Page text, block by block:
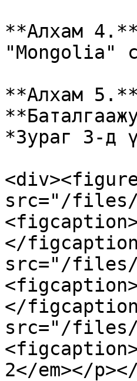
**Алхам
"Mongolia"
**Алхам 5.**
*Зураг 3-д
src="/files/
</
src="/files/
</
src="/files/
2</em></